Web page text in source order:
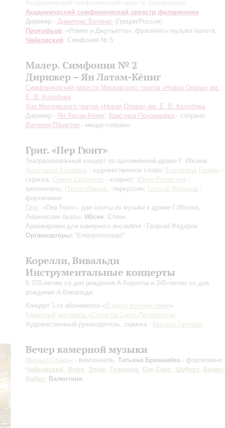
Академический симфонический оркестр филармонии
Академический симфонический оркестр филармонии
Дирижер - Димитрис Ботинис (Греция/Россия)
Прокофьев: «Ромео и Джульетта», фрагменты музыки балета;
Чайковский: Симфония № 5
Малер. Симфония № 2
Дирижер – Ян Латам-Кёниг
Симфонический оркестр Московского театра «Новая Опера» им.
Е. В. Колобова
Хор Московского театра «Новая Опера» им. Е. В. Колобова
Дирижер - Ян Латам-Кёниг; Кристина Пономарёва - сопрано;
Валерия Пфистер - меццо-сопрано
Григ. «Пер Гюнт»
Театрализованный концерт по одноимённой драме Г. Ибсена
Анастасия Лазарева - художественное слово; Екатерина Герман -
скрипка; Семён Сердюков - кларнет; Юлия Розовская -
виолончель; Павел Иванов - перкуссия; Георгий Фёдоров -
фортепиано
Григ: «Пер Гюнт», две сюиты из музыки к драме Г.Ибсена,
Лирические пьесы; Ибсен: Стихи
Аранжировки для камерного ансамбля - Георгий Фёдоров
Организаторы: "Enterpriserusart"
Корелли, Вивальди
Инструментальные концерты
К 370-летию со дня рождения А.Корелли и 345-летию со дня
рождения А.Вивальди
Концерт 1-го абонемента « В кругу великих имен»
Камерный ансамбль «Солисты Санкт-Петербурга»
Художественный руководитель, скрипка - Михаил Гантварг
Вечер камерной музыки
Михаил Славин - виолончель; Татьяна Брижанёва - фортепиано
Чайковский, Форе, Элгар, Глазунов, Сен-Санс, Шуберт, Брамс,
Вебер; Валентини